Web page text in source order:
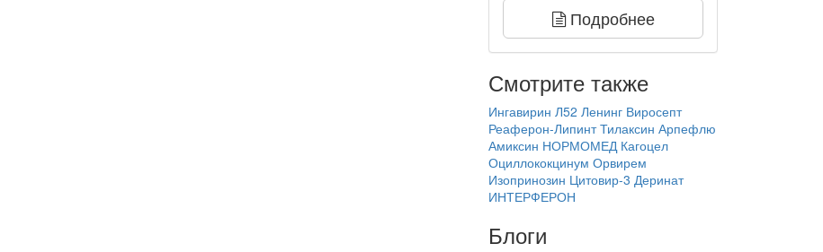
Подробнее
Смотрите также
Ингавирин Л52 Ленинг Виросепт
Реаферон-Липинт Тилаксин Арпефлю
Амиксин НОРМОМЕД Кагоцел
Оциллококцинум Орвирем
Изопринозин Цитовир-3 Деринат
ИНТЕРФЕРОН
Блоги